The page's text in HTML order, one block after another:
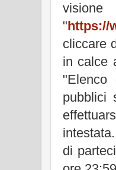
" https://
cliccare
in calce
pubblici
di